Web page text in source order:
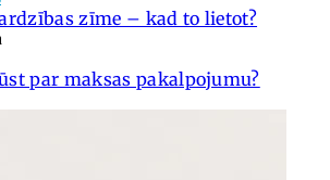
zīme – kad to lietot?
par maksas pakalpojumu?